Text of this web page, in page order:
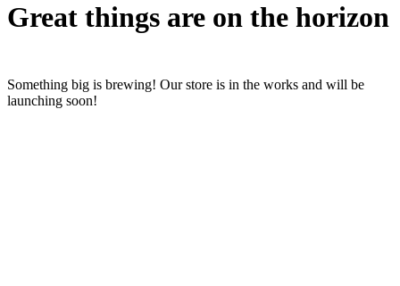
Great things are on the horizon
Something big is brewing! Our store is in the works and will be
launching soon!